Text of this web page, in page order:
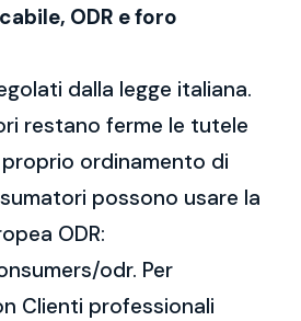
ODR e foro
dalla legge italiana.
restano ferme le tutele
ordinamento di
possono usare la
ODR:
odr. Per
Clienti professionali